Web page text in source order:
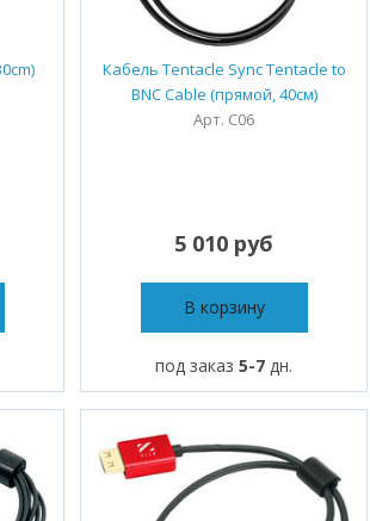
Кабель Tentacle Sync Tentacle to
BNC Cable (прямой, 40см)
Арт. C06
5 010 руб
В корзину
под заказ5-7 дн.